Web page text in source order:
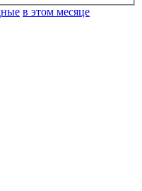
в этом месяце